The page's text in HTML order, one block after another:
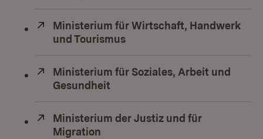
Extern:
Ministerium für Wirtschaft, Handwerk
und Tourismus
Extern:
Ministerium für Soziales, Arbeit und
Gesundheit
Extern:
Ministerium der Justiz und für
Migration